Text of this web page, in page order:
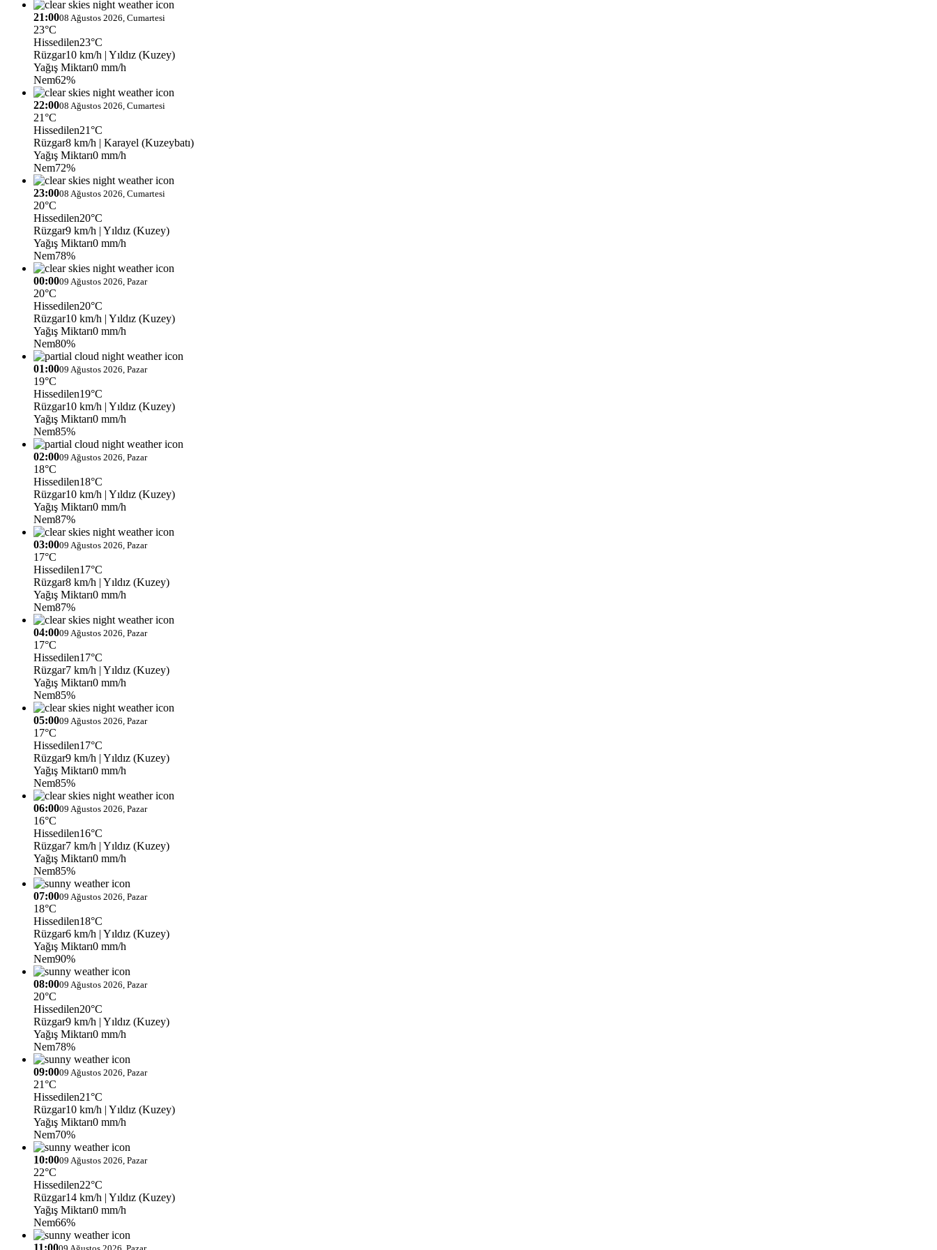
21:0008 Ağustos 2026, Cumartesi
23°C
Hissedilen23°C
Rüzgar10 km/h | Yıldız (Kuzey)
Yağış Miktarı0 mm/h
Nem62%
22:0008 Ağustos 2026, Cumartesi
21°C
Hissedilen21°C
Rüzgar8 km/h | Karayel (Kuzeybatı)
Yağış Miktarı0 mm/h
Nem72%
23:0008 Ağustos 2026, Cumartesi
20°C
Hissedilen20°C
Rüzgar9 km/h | Yıldız (Kuzey)
Yağış Miktarı0 mm/h
Nem78%
00:0009 Ağustos 2026, Pazar
20°C
Hissedilen20°C
Rüzgar10 km/h | Yıldız (Kuzey)
Yağış Miktarı0 mm/h
Nem80%
01:0009 Ağustos 2026, Pazar
19°C
Hissedilen19°C
Rüzgar10 km/h | Yıldız (Kuzey)
Yağış Miktarı0 mm/h
Nem85%
02:0009 Ağustos 2026, Pazar
18°C
Hissedilen18°C
Rüzgar10 km/h | Yıldız (Kuzey)
Yağış Miktarı0 mm/h
Nem87%
03:0009 Ağustos 2026, Pazar
17°C
Hissedilen17°C
Rüzgar8 km/h | Yıldız (Kuzey)
Yağış Miktarı0 mm/h
Nem87%
04:0009 Ağustos 2026, Pazar
17°C
Hissedilen17°C
Rüzgar7 km/h | Yıldız (Kuzey)
Yağış Miktarı0 mm/h
Nem85%
05:0009 Ağustos 2026, Pazar
17°C
Hissedilen17°C
Rüzgar9 km/h | Yıldız (Kuzey)
Yağış Miktarı0 mm/h
Nem85%
06:0009 Ağustos 2026, Pazar
16°C
Hissedilen16°C
Rüzgar7 km/h | Yıldız (Kuzey)
Yağış Miktarı0 mm/h
Nem85%
07:0009 Ağustos 2026, Pazar
18°C
Hissedilen18°C
Rüzgar6 km/h | Yıldız (Kuzey)
Yağış Miktarı0 mm/h
Nem90%
08:0009 Ağustos 2026, Pazar
20°C
Hissedilen20°C
Rüzgar9 km/h | Yıldız (Kuzey)
Yağış Miktarı0 mm/h
Nem78%
09:0009 Ağustos 2026, Pazar
21°C
Hissedilen21°C
Rüzgar10 km/h | Yıldız (Kuzey)
Yağış Miktarı0 mm/h
Nem70%
10:0009 Ağustos 2026, Pazar
22°C
Hissedilen22°C
Rüzgar14 km/h | Yıldız (Kuzey)
Yağış Miktarı0 mm/h
Nem66%
11:00